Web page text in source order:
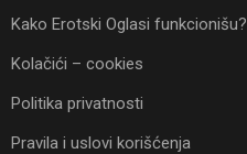
Kako Erotski Oglasi funkcionišu?
Kolačići – cookies
Politika privatnosti
Pravila i uslovi korišćenja